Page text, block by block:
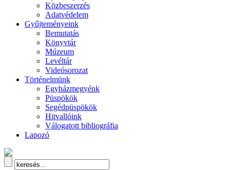
Közbeszerzés
Adatvédelem
Gyűjteményeink
Bemutatás
Könyvtár
Múzeum
Levéltár
Videósorozat
Történelmünk
Egyházmegyénk
Püspökök
Segédpüspökök
Hitvallóink
Válogatott bibliográfia
Lapozó